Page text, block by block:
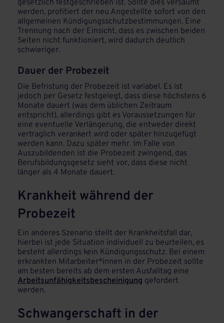
gesetzlich festgeschrieben ist. Sollte dies versäumt
werden, profitiert der neu Angestellte sofort von den
allgemeinen Kündigungsschutzbestimmungen. Eine
Trennung nach der Einsicht, dass es zwischen beiden
Seiten nicht funktioniert, wird dadurch deutlich
schwieriger.
Dauer der Probezeit
Die Befristung der Probezeit ist variabel. Es ist
jedoch per Gesetz festgelegt, dass diese höchstens 6
Monate dauert (was dem üblichen Zeitraum
entspricht), allerdings gibt es Voraussetzungen für
eine eventuelle Verlängerung, die entweder direkt
vertraglich verankert wird oder später hinzugefügt
werden kann. Dazu später mehr. Im Falle von
Auszubildenden ist die Probezeit zwingend, das
Berufsbildungsgesetz sieht vor, dass diese nicht
länger als 4 Monate dauert.
Krankheit während der
Probezeit
Ein anderes Szenario stellt der Krankheitsfall dar,
hierbei ist jede Situation individuell zu beurteilen, es
besteht allerdings kein Kündigungsschutz. Bei einem
erkrankten Mitarbeiter*innen in der Probezeit sollte
am besten bereits ab dem ersten Ausfalltag eine
Arbeitsunfähigkeitsbescheinigung gefordert
werden.
Schwangerschaft in der